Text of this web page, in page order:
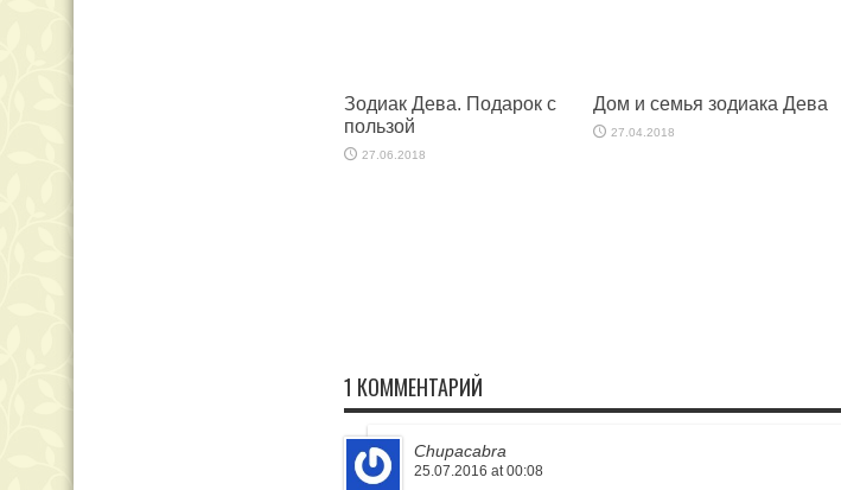
Зодиак Дева. Подарок с
пользой
27.06.2018
Дом и семья зодиака Дева
27.04.2018
1 КОММЕНТАРИЙ
Chupacabra
25.07.2016 at 00:08